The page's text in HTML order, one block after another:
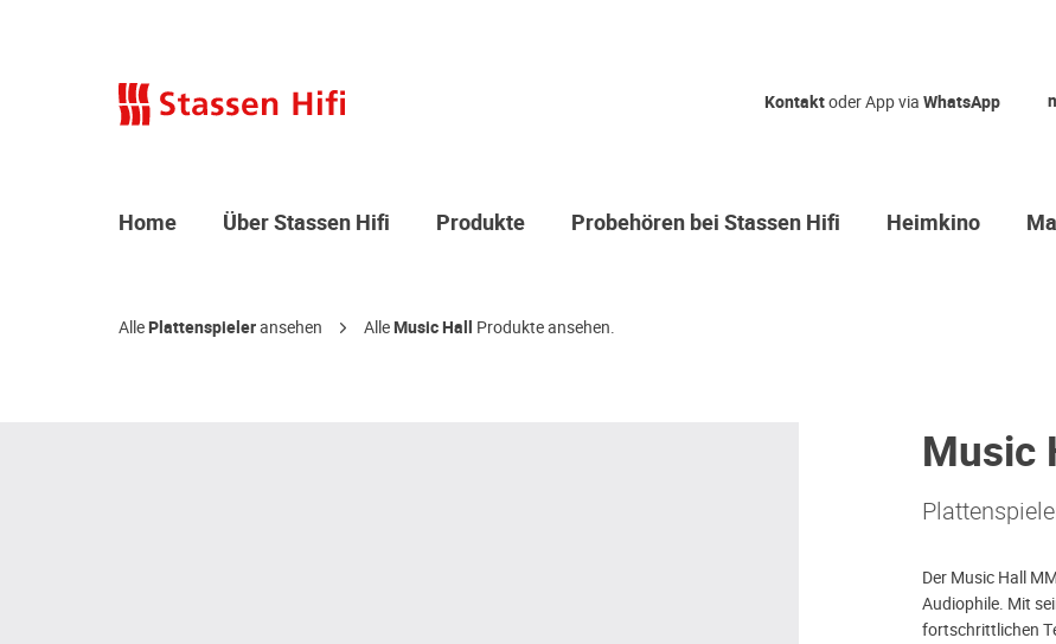
Kontaktoder App via WhatsApp
Home Über Stassen Hifi Produkte Probehören bei Stassen Hifi Heimkino
AllePlattenspieleransehen AlleMusic Hall Produkte ansehen.
Music
Der Music Hall
Audiophile. Mit
fortschrittlichen